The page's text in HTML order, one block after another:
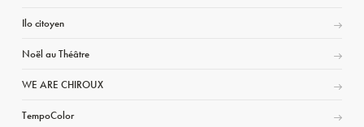
Ilo citoyen
Noël au Théâtre
WE ARE CHIROUX
TempoColor